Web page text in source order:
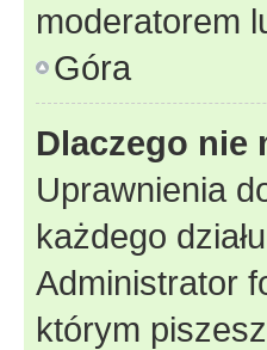
moderatorem
Góra
Dlaczego nie
Uprawnienia
każdego
Administrator
którym